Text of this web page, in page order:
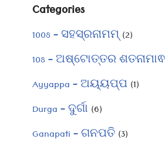
Categories
1008 – ସହସ୍ରନାମମ୍(2)
108 – ଅଷ୍ଟୋତ୍ତର
Ayyappa – ଅୟ୍ୟପ୍ପ(1)
Durga – ଦୁର୍ଗା (6)
Ganapati – ଗନପତି(3)